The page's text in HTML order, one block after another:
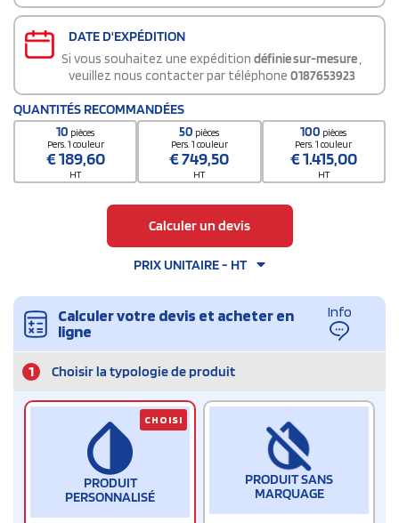
DATE D'EXPÉDITION
Si vous souhaitez une expédition définie sur-mesure,
veuillez nous contacter par téléphone 0187653923
QUANTITÉS RECOMMANDÉES
10 pièces
Pers. 1 couleur
€189,60
HT
50 pièces
Pers. 1 couleur
€749,50
HT
100 pièces
Pers. 1 couleur
€1.415,00
HT
Calculer un devis
PRIX UNITAIRE - HT
Calculer votre devis et acheter en
ligne
Info
1 Choisir la typologie de produit
PRODUIT
PERSONNALISÉ
CHOISI
PRODUIT SANS
MARQUAGE